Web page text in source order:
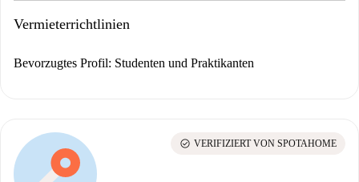
Vermieterrichtlinien
Bevorzugtes Profil: Studenten und Praktikanten
check_circle VERIFIZIERT VON SPOTAHOME